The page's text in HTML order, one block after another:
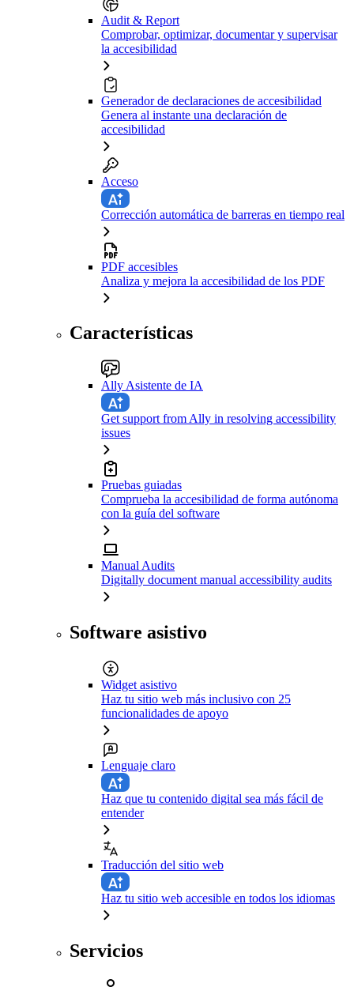
Audit & Report
Comprobar, optimizar, documentar y supervisar
la accesibilidad
Generador de declaraciones de accesibilidad
Genera al instante una declaración de
accesibilidad
Acceso
Corrección automática de barreras en tiempo real
PDF accesibles
Analiza y mejora la accesibilidad de los PDF
Características
Ally Asistente de IA
Get support from Ally in resolving accessibility
issues
Pruebas guiadas
Comprueba la accesibilidad de forma autónoma
con la guía del software
Manual Audits
Digitally document manual accessibility audits
Software asistivo
Widget asistivo
Haz tu sitio web más inclusivo con 25
funcionalidades de apoyo
Lenguaje claro
Haz que tu contenido digital sea más fácil de
entender
Traducción del sitio web
Haz tu sitio web accesible en todos los idiomas
Servicios